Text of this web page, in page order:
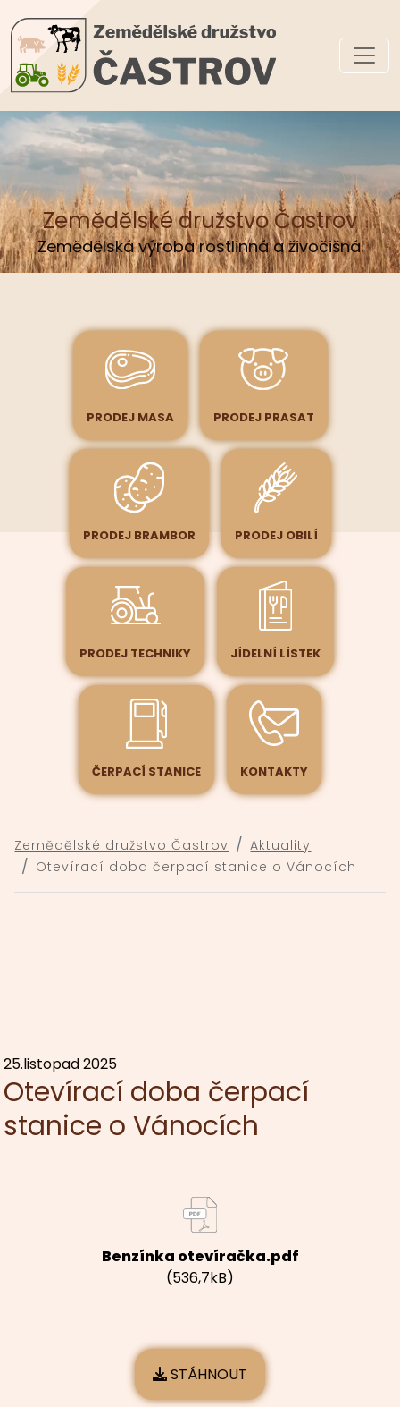
Zemědělské družstvo Častrov
Zemědělská výroba rostlinná a živočišná.
PRODEJ MASA PRODEJ PRASAT
PRODEJ BRAMBOR PRODEJ OBILÍ
PRODEJ TECHNIKY JÍDELNÍ LÍSTEK
ČERPACÍ STANICE KONTAKTY
Zemědělské
družstvo
Častrov
Zemědělské družstvo Častrov
Aktuality
Otevírací doba čerpací stanice o Vánocích
25.listopad 2025
Otevírací doba čerpací
stanice o Vánocích
Benzínka otevíračka.pdf
(536,7kB)
STÁHNOUT